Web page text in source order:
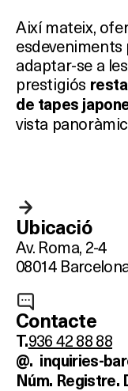
Així mateix,
adaptar-se a
prestigiós
de tapes
vista
Ubicació
Av. Roma, 2-4
08014
Contacte
T.936 42 88 88
@. inquiries-
Núm. Registre.